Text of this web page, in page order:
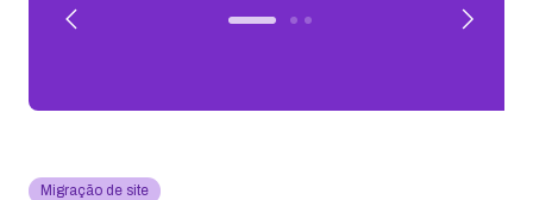
Migração de site